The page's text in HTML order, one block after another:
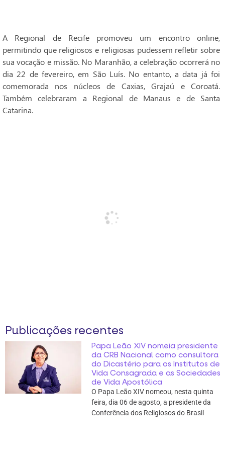
A Regional de Recife promoveu um encontro online,
permitindo que religiosos e religiosas pudessem refletir sobre
sua vocação e missão. No Maranhão, a celebração ocorrerá no
dia 22 de fevereiro, em São Luís. No entanto, a data já foi
comemorada nos núcleos de Caxias, Grajaú e Coroatá.
Também celebraram a Regional de Manaus e de Santa
Catarina.
Publicações recentes
Papa Leão XIV nomeia presidente
da CRB Nacional como consultora
do Dicastério para os Institutos de
Vida Consagrada e as Sociedades
de Vida Apostólica
O Papa Leão XIV nomeou, nesta quinta
feira, dia 06 de agosto, a presidente da
Conferência dos Religiosos do Brasil